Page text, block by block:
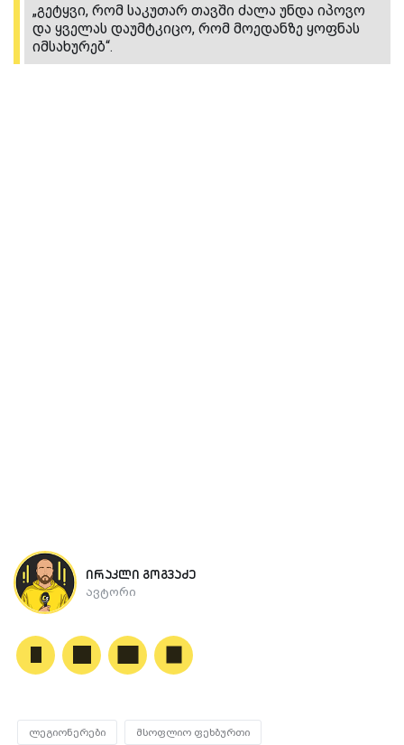
„გეტყვი, რომ საკუთარ თავში ძალა უნდა იპოვო
და ყველას დაუმტკიცო, რომ მოედანზე ყოფნას
იმსახურებ“.
ირაკლი გოგვაძე
ავტორი
ლეგიონერები მსოფლიო ფეხბურთი